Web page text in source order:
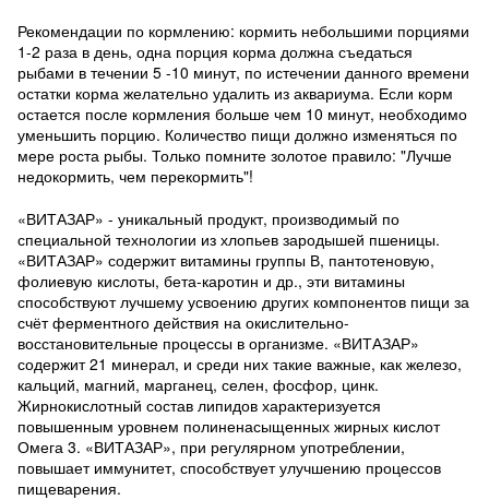
Рекомендации по кормлению: кормить небольшими порциями
1-2 раза в день, одна порция корма должна съедаться
рыбами в течении 5 -10 минут, по истечении данного времени
остатки корма желательно удалить из аквариума. Если корм
остается после кормления больше чем 10 минут, необходимо
уменьшить порцию. Количество пищи должно изменяться по
мере роста рыбы. Только помните золотое правило: "Лучше
недокормить, чем перекормить"!
«ВИТАЗАР» - уникальный продукт, производимый по
специальной технологии из хлопьев зародышей пшеницы.
«ВИТАЗАР» содержит витамины группы В, пантотеновую,
фолиевую кислоты, бета-каротин и др., эти витамины
способствуют лучшему усвоению других компонентов пищи за
счёт ферментного действия на окислительно-
восстановительные процессы в организме. «ВИТАЗАР»
содержит 21 минерал, и среди них такие важные, как железо,
кальций, магний, марганец, селен, фосфор, цинк.
Жирнокислотный состав липидов характеризуется
повышенным уровнем полиненасыщенных жирных кислот
Омега 3. «ВИТАЗАР», при регулярном употреблении,
повышает иммунитет, способствует улучшению процессов
пищеварения.